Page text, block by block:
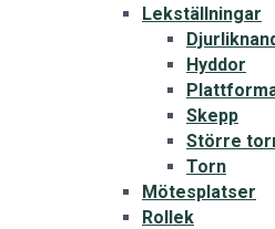
Lekställningar
Hyddor
Skepp
Större
Torn
Mötesplatser
Rollek